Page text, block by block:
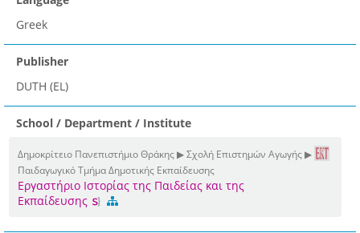
Greek
Publisher
DUTH (EL)
School / Department / Institute
Δημοκρίτειο Πανεπιστήμιο Θράκης ▶ Σχολή Επιστημών Αγωγής ▶
Παιδαγωγικό Τμήμα Δημοτικής Εκπαίδευσης
Εργαστήριο Ιστορίας της Παιδείας και της
Εκπαίδευσης